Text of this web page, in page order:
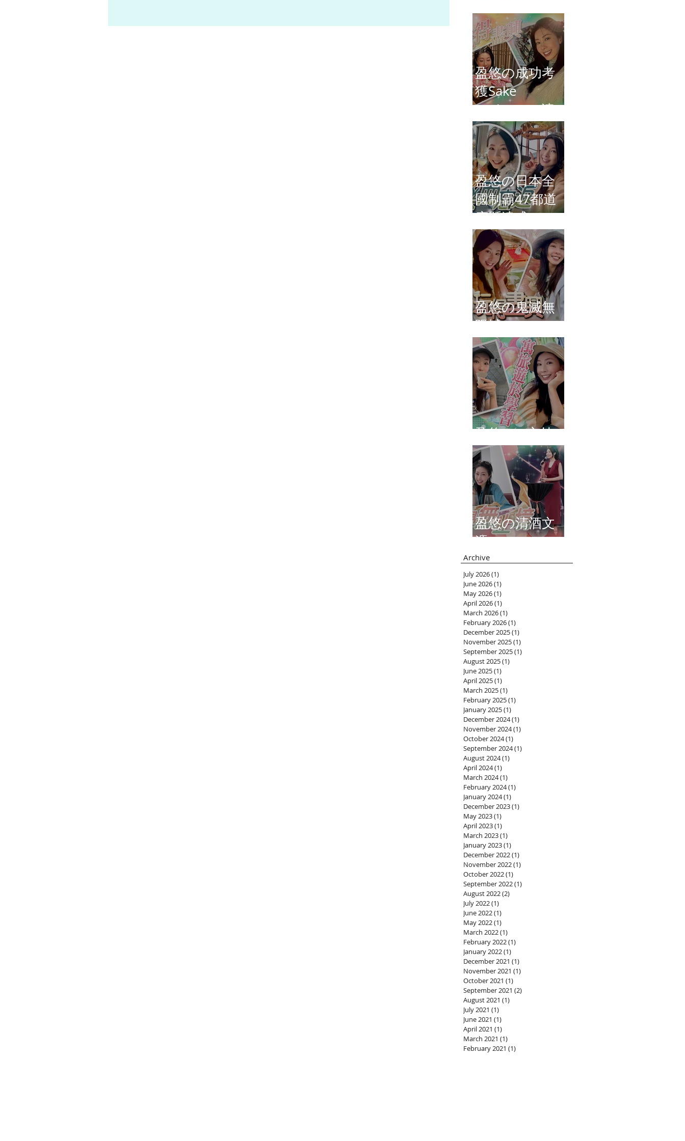
盈悠の成功考
獲Sake
Diploma（清
酒文憑）
盈悠の日本全
國制霸47都道
府縣達成
盈悠の鬼滅無
限城
盈悠のAI主持
盈悠の清酒文
憑
Archive
July 2026(1)
June 2026(1)
May 2026(1)
April 2026(1)
March 2026(1)
February 2026(1)
December 2025(1)
November 2025(1)
September 2025(1)
August 2025(1)
June 2025(1)
April 2025(1)
March 2025(1)
February 2025(1)
January 2025(1)
December 2024(1)
November 2024(1)
October 2024(1)
September 2024(1)
August 2024(1)
April 2024(1)
March 2024(1)
February 2024(1)
January 2024(1)
December 2023(1)
May 2023(1)
April 2023(1)
March 2023(1)
January 2023(1)
December 2022(1)
November 2022(1)
October 2022(1)
September 2022(1)
August 2022(2)
July 2022(1)
June 2022(1)
May 2022(1)
March 2022(1)
February 2022(1)
January 2022(1)
December 2021 (1)
November 2021 (1)
October 2021 (1)
September 2021 (2)
August 2021 (1)
July 2021 (1)
June 2021 (1)
April 2021 (1)
March 2021 (1)
February 2021 (1)